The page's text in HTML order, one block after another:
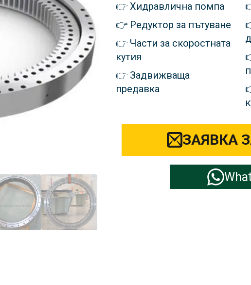
Хидравлична помпа
Редуктор за пътуване
Части за скоростната
кутия
Задвижваща
предавка
ЗАЯВКА